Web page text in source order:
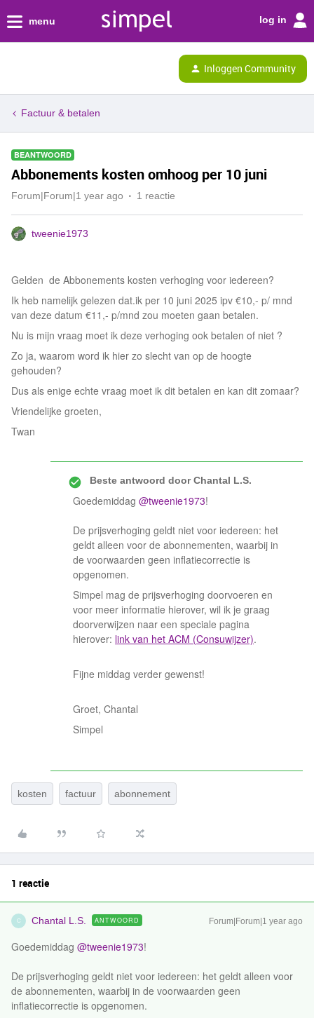
menu log in
Inloggen Community
Factuur & betalen
BEANTWOORD
Abbonements kosten omhoog per 10 juni
Forum|Forum|1 year ago 1 reactie
tweenie1973
Gelden de Abbonements kosten verhoging voor iedereen?
Ik heb namelijk gelezen dat.ik per 10 juni 2025 ipv €10,- p/ mnd
van deze datum €11,- p/mnd zou moeten gaan betalen.
Nu is mijn vraag moet ik deze verhoging ook betalen of niet ?
Zo ja, waarom word ik hier zo slecht van op de hoogte
gehouden?
Dus als enige echte vraag moet ik dit betalen en kan dit zomaar?
Vriendelijke groeten,
Twan
Beste antwoord doorChantal L.S.
Goedemiddag ​ @tweenie1973!
De prijsverhoging geldt niet voor iedereen: het
geldt alleen voor de abonnementen, waarbij in
de voorwaarden geen inflatiecorrectie is
opgenomen.
Simpel mag de prijsverhoging doorvoeren en
voor meer informatie hierover, wil ik je graag
doorverwijzen naar een speciale pagina
hierover: link van het ACM (Consuwijzer).
Fijne middag verder gewenst!
Groet, Chantal
Simpel
kosten factuur abonnement
1 reactie
C Chantal L.S. ANTWOORD Forum|Forum|1 year ago
Goedemiddag ​ @tweenie1973!
De prijsverhoging geldt niet voor iedereen: het geldt alleen voor
de abonnementen, waarbij in de voorwaarden geen
inflatiecorrectie is opgenomen.